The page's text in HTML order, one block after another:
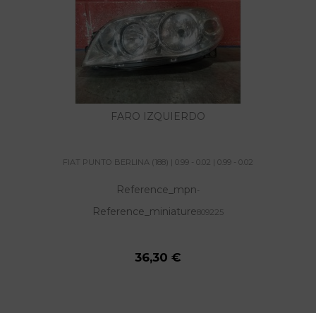
FARO IZQUIERDO
FIAT PUNTO BERLINA (188) | 0.99 - 0.02 | 0.99 - 0.02
Reference_mpn-
Reference_miniature809225
36,30 €